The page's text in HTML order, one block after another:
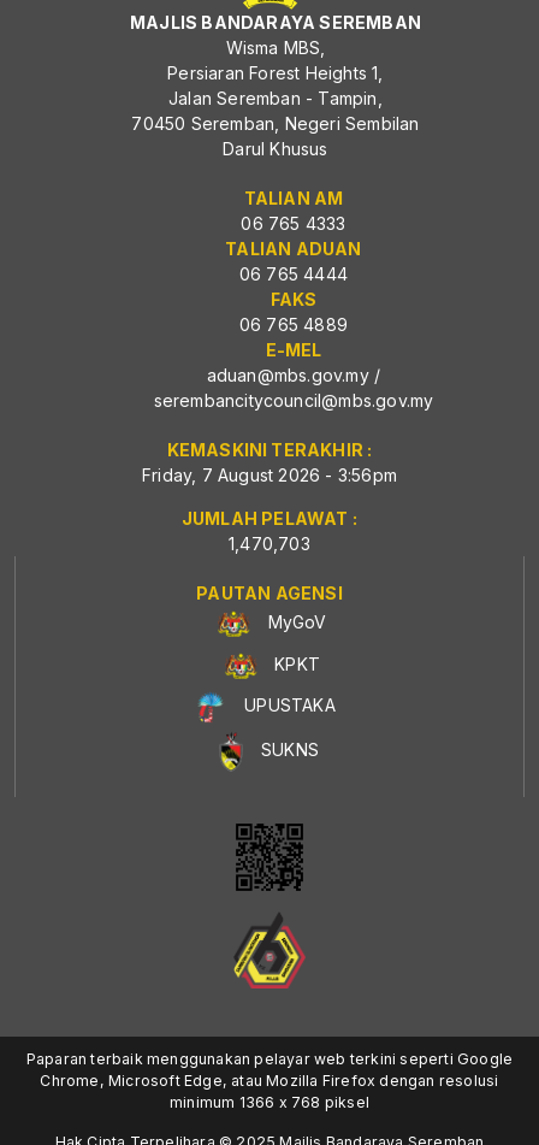
MAJLIS BANDARAYA SEREMBAN
Wisma MBS,
Persiaran Forest Heights 1,
Jalan Seremban - Tampin,
70450 Seremban, Negeri Sembilan
Darul Khusus
TALIAN AM
06 765 4333
TALIAN ADUAN
06 765 4444
FAKS
06 765 4889
E-MEL
aduan@mbs.gov.my/
serembancitycouncil@mbs.gov.my
KEMASKINI TERAKHIR :
Friday, 7 August 2026 - 3:56pm
JUMLAH PELAWAT :
1,470,703
PAUTAN AGENSI
MyGoV
KPKT
UPUSTAKA
SUKNS
Paparan terbaik menggunakan pelayar web terkini seperti Google
Chrome, Microsoft Edge, atau Mozilla Firefox dengan resolusi
minimum 1366 x 768 piksel